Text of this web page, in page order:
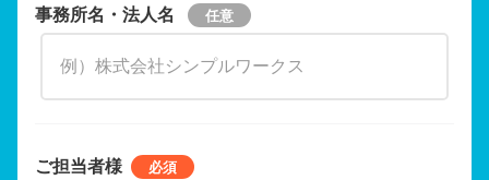
事務所名・法人名
ご担当者様